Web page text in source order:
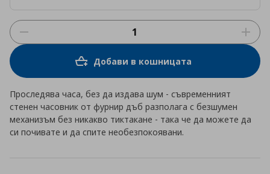
Добави в кошницата
Проследява часа, без да издава шум - съвременният
стенен часовник от фурнир дъб разполага с безшумен
механизъм без никакво тиктакане - така че да можете да
си почивате и да спите необезпокоявани.